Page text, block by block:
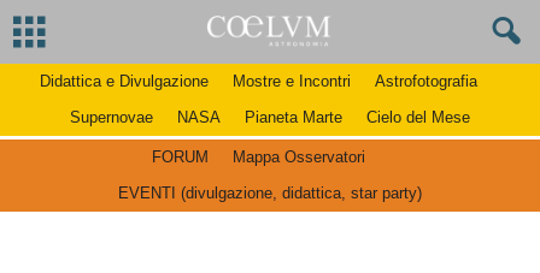
Didattica e Divulgazione Mostre e Incontri
Astrofotografia
Supernovae
NASA Pianeta Marte Cielo del Mese
FORUM
Mappa Osservatori
EVENTI (divulgazione, didattica, star party)